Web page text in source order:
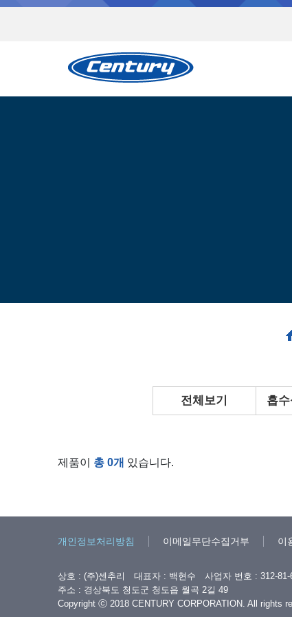
전체보기 흡수
제품이 총 0개 있습니다.
개인정보처리방침 이메일무단수집거부 이
상호 : (주)센추리 대표자 : 백현수 사업자 번호 : 312-
주소 : 경상북도 청도군 청도읍 월곡 2길 49
Copyright ⓒ 2018 CENTURY CORPORATION. All rights